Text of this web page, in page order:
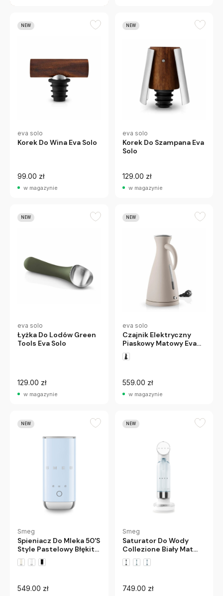
NEW
eva solo
Korek Do Wina Eva Solo
99.00 zł
w magazynie
NEW
eva solo
Korek Do Szampana Eva
Solo
129.00 zł
w magazynie
NEW
eva solo
Łyżka Do Lodów Green
Tools Eva Solo
129.00 zł
w magazynie
NEW
eva solo
Czajnik Elektryczny
Piaskowy Matowy Eva
Solo
559.00 zł
w magazynie
NEW
Smeg
Spieniacz Do Mleka 50'S
Style Pastelowy Błękit
Smeg
549.00 zł
NEW
Smeg
Saturator Do Wody
Collezione Biały Mat
Smeg
749.00 zł